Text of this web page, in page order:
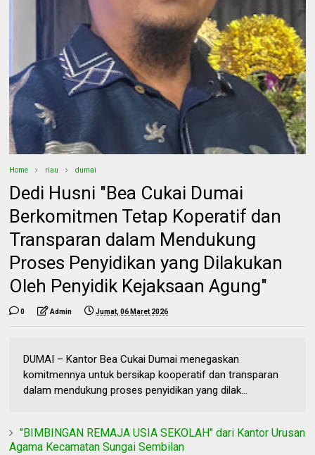
Home riau dumai
Dedi Husni "Bea Cukai Dumai
Berkomitmen Tetap Koperatif dan
Transparan dalam Mendukung
Proses Penyidikan yang Dilakukan
Oleh Penyidik Kejaksaan Agung"
0 Admin Jumat, 06 Maret 2026
DUMAI – Kantor Bea Cukai Dumai menegaskan
komitmennya untuk bersikap kooperatif dan transparan
dalam mendukung proses penyidikan yang dilak...
"BIMBINGAN REMAJA USIA SEKOLAH" dari Kantor Urusan
Agama Kecamatan Sungai Sembilan